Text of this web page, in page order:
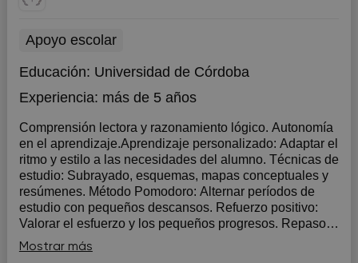
Apoyo escolar
Educación: Universidad de Córdoba
Experiencia: más de 5 años
Comprensión lectora y razonamiento lógico. Autonomía
en el aprendizaje.Aprendizaje personalizado: Adaptar el
ritmo y estilo a las necesidades del alumno. Técnicas de
estudio: Subrayado, esquemas, mapas conceptuales y
resúmenes. Método Pomodoro: Alternar períodos de
estudio con pequeños descansos. Refuerzo positivo:
Valorar el esfuerzo y los pequeños progresos. Repaso
activo: Hacer que el estudiante explique con sus propias
palabras lo aprendido.
Mostrar más